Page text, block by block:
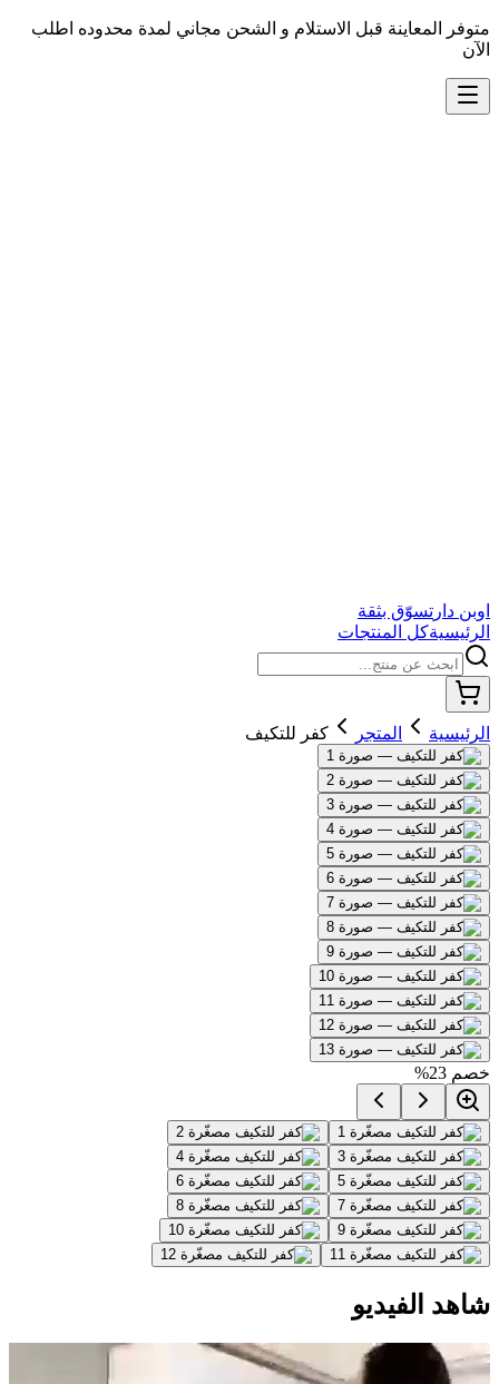
متوفر المعاينة قبل الاستلام و الشحن مجاني لمدة محدوده اطلب
الآن
اوبن دار تسوّق بثقة
الرئيسيةكل المنتجات
الرئيسية المتجر كفر للتكيف
خصم 23
%
شاهد الفيديو